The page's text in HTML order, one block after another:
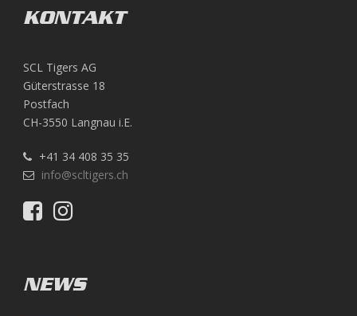
KONTAKT
SCL Tigers AG
Güterstrasse 18
Postfach
CH-3550 Langnau i.E.
+41 34 408 35 35
info@scltigers.ch
NEWS